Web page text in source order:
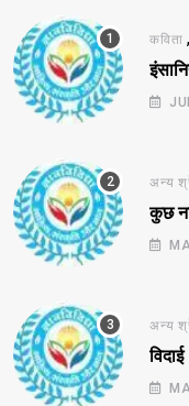
कविता
अन्य
कुछ
अन्य
विदाई